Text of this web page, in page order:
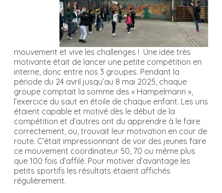
mouvement et vive les challenges ! Une idée très
motivante était de lancer une petite compétition en
interne, donc entre nos 3 groupes. Pendant la
période du 24 avril jusqu’au 8 mai 2025, chaque
groupe comptait la somme des « Hampelmann »,
l’exercice du saut en étoile de chaque enfant. Les uns
étaient capable et motivé dès le début de la
compétition et d’autres ont du apprendre à le faire
correctement, ou, trouvait leur motivation en cour de
route. C’était impressionnant de voir des jeunes faire
ce mouvement coordinateur 50, 70 ou même plus
que 100 fois d’affilé. Pour motiver d’avantage les
petits sportifs les résultats étaient affichés
régulièrement.